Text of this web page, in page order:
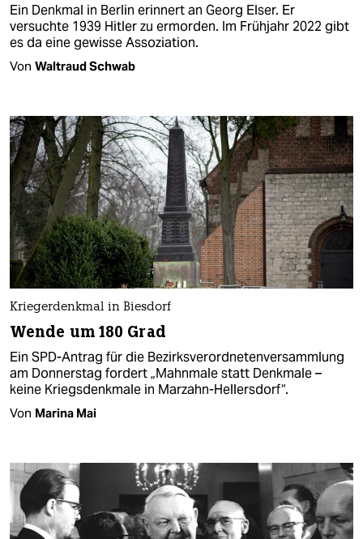
Ein Denkmal in Berlin erinnert an Georg Elser. Er
versuchte 1939 Hitler zu ermorden. Im Frühjahr 2022 gibt
es da eine gewisse Assoziation.
Von Waltraud Schwab
Kriegerdenkmal in Biesdorf
Wende um 180 Grad
Ein SPD-Antrag für die Bezirksverordnetenversammlung
am Donnerstag fordert „Mahnmale statt Denkmale –
keine Kriegsdenkmale in Marzahn-Hellersdorf“.
Von Marina Mai